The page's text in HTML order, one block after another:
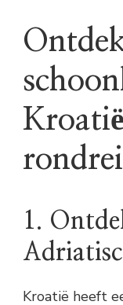
1.
Kroatië heeft